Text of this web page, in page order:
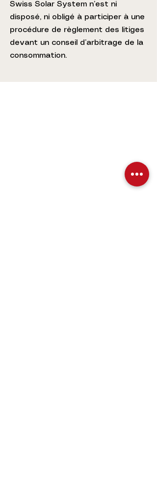
Swiss Solar System n’est ni
disposé, ni obligé à participer à une
procédure de règlement des litiges
devant un conseil d’arbitrage de la
consommation.